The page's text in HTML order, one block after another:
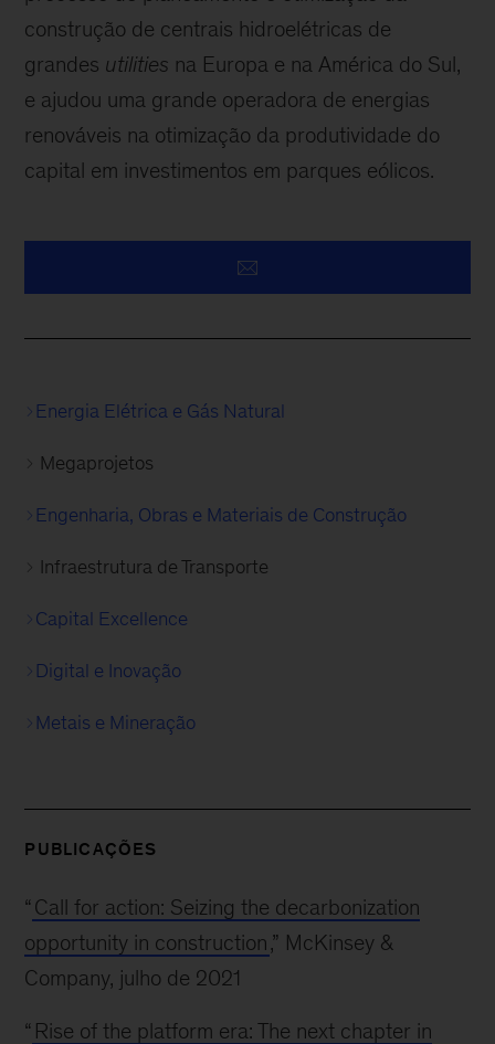
construção de centrais hidroelétricas de
grandes utilities na Europa e na América do Sul,
e ajudou uma grande operadora de energias
renováveis na otimização da produtividade do
capital em investimentos em parques eólicos.
Energia Elétrica e Gás Natural
Megaprojetos
Engenharia, Obras e Materiais de Construção
Infraestrutura de Transporte
Capital Excellence
Digital e Inovação
Metais e Mineração
PUBLICAÇÕES
“ Call for action: Seizing the decarbonization
opportunity in construction,” McKinsey &
Company, julho de 2021
“ Rise of the platform era: The next chapter in